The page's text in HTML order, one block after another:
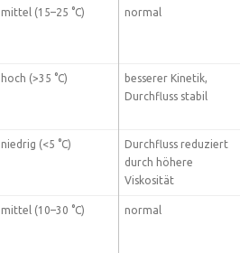
mittel (15–25 °C) normal
hoch (>35 °C)
besserer Kinetik,
Durchfluss stabil
niedrig (<5 °C)
Durchfluss reduziert
durch höhere
Viskosität
mittel (10–30 °C) normal